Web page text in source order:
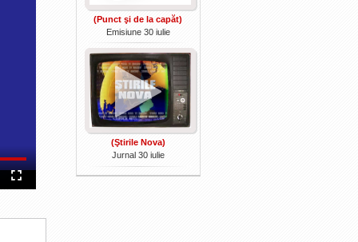
Fullscreen
(Punct şi de la capăt)
Emisiune 30 iulie
(Ştirile Nova)
Jurnal 30 iulie